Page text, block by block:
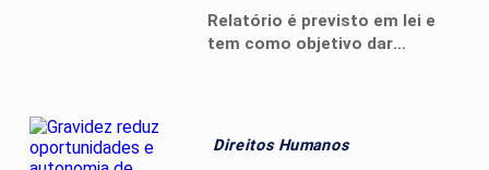
Relatório é previsto em lei e
tem como objetivo dar
empresas
Direitos Humanos